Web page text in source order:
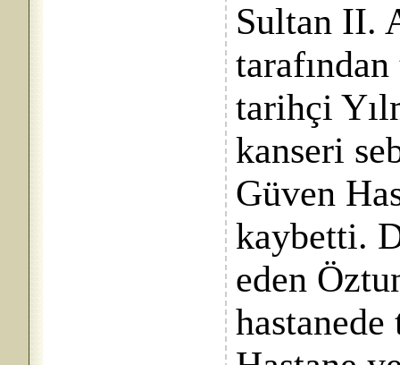
Sultan II.
tarafından
tarihçi
kanseri
Güven
kaybetti.
eden